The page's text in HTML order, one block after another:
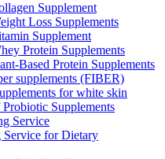
Supplement
Loss Supplements
Supplement
Protein Supplements
Based Protein Supplements
supplements (FIBER)
for white skin
Supplements
Service
Service for Dietary